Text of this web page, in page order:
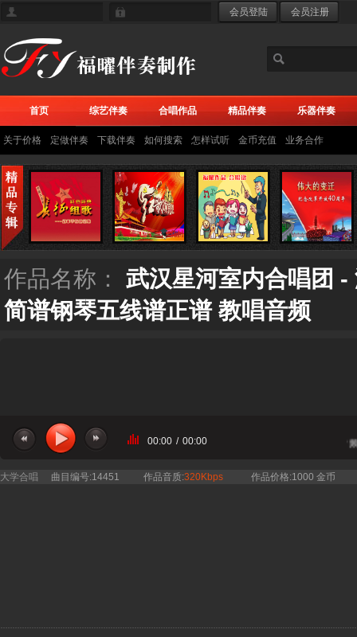
首页 综艺伴奏 合唱作品 精品伴奏 乐器伴奏
关于价格 定做伴奏 下载伴奏 如何搜索 怎样试听 金币充值 业务合作
作品名称： 武汉星河室内合唱团
简谱钢琴五线谱正谱 教唱音频
：武汉星河室内合唱团 - 海阔天空 四旋律伴奏 合唱简谱钢琴五线谱正谱 教唱音频
00:00 / 00:00
大学合唱 曲目编号:14451 作品音质:320Kbps 作品价格:1000 金币